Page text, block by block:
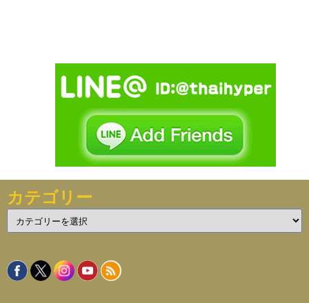
カテゴリー
テ
リ
ー